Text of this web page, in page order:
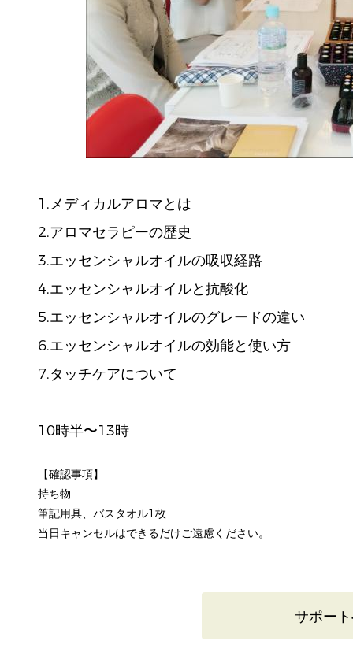
1.メディカルアロマとは
2.アロマセラピーの歴史
3.エッセンシャルオイルの吸収経路
4.エッセンシャルオイルと抗酸化
5.エッセンシャルオイルのグレードの違い
6.エッセンシャルオイルの効能と使い方
7.タッチケアについて
10時半〜13時
【確認事項】
持ち物
筆記用具、バスタオル1枚
当日キャンセルはできるだけご遠慮ください。
サポー